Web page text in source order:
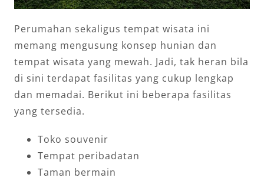
Perumahan sekaligus tempat wisata ini
memang mengusung konsep hunian dan
tempat wisata yang mewah. Jadi, tak heran bila
di sini terdapat fasilitas yang cukup lengkap
dan memadai. Berikut ini beberapa fasilitas
yang tersedia.
Toko souvenir
Tempat peribadatan
Taman bermain